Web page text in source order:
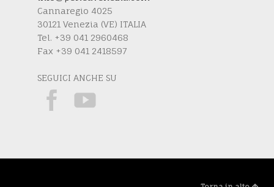
Cannaregio 4025
30121 Venezia (VE) ITALIA
Tel. +39 041 2960468
Fax +39 041 2418597
SEGUICI ANCHE SU